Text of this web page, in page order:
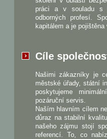
práci a v souladu s
odborných profesí.
kapitálem a je
Cíle
Našimi zákazníky je
městské úřady, státní
poskytujeme
pozáruční servis.
Naším hlavním cílem
důraz na stabilní
našeho zájmu stojí
referencí. To, co